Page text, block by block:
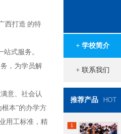
西打造 的特
式服务。
，为学员解
意、社会认
本”的办学方
用工标准，精
+ 学校简介
+ 联系我们
推荐产品 HOT
1